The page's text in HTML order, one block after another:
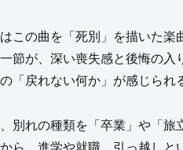
この曲を「死別」を描いた楽
節が、深い喪失感と後悔の
「戻れない何か」が感じられ
別れの種類を「卒業」や「旅
ら、進学や就職、引っ越し